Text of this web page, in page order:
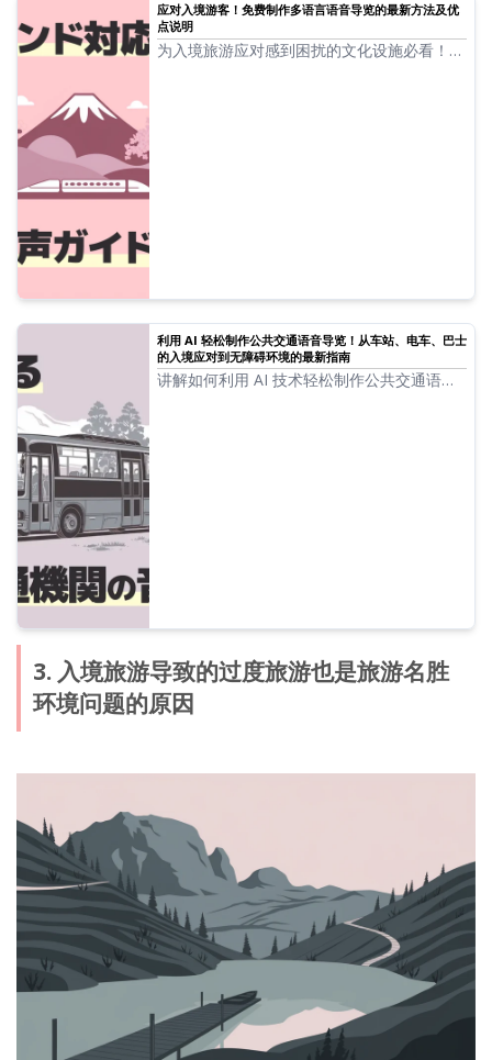
应对入境游客！免费制作多语言语音导览的最新方法及优
点说明
为入境旅游应对感到困扰的文化设施必看！利
利用 AI 轻松制作公共交通语音导览！从车站、电车、巴士
的入境应对到无障碍环境的最新指南
讲解如何利用 AI 技术轻松制作公共交通语音
3. 入境旅游导致的过度旅游也是旅游名胜
环境问题的原因